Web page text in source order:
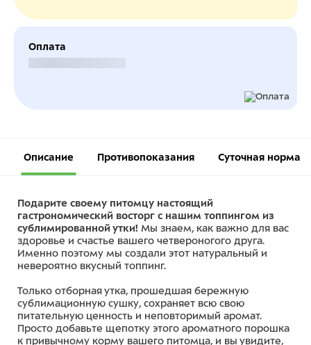
Оплата
Описание Противопоказания Суточная норма
Подарите своему питомцу настоящий
гастрономический восторг с нашим топпингом из
сублимированной утки! Мы знаем, как важно для вас
здоровье и счастье вашего четвероногого друга.
Именно поэтому мы создали этот натуральный и
невероятно вкусный топпинг.
Только отборная утка, прошедшая бережную
сублимационную сушку, сохраняет всю свою
питательную ценность и неповторимый аромат.
Просто добавьте щепотку этого ароматного порошка
к привычному корму вашего питомца, и вы увидите,